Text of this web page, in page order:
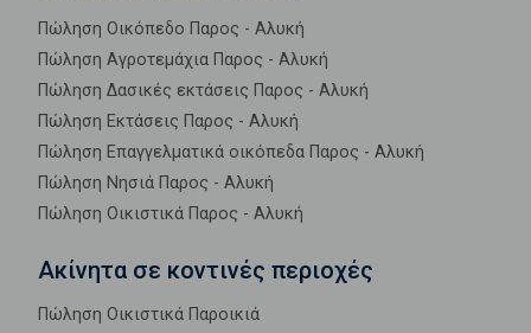
Πώληση Οικόπεδο Παρος - Αλυκή
Πώληση Αγροτεμάχια Παρος - Αλυκή
Πώληση Δασικές εκτάσεις Παρος - Αλυκή
Πώληση Εκτάσεις Παρος - Αλυκή
Πώληση Επαγγελματικά οικόπεδα Παρος - Αλυκή
Πώληση Νησιά Παρος - Αλυκή
Πώληση Οικιστικά Παρος - Αλυκή
Ακίνητα σε κοντινές περιοχές
Πώληση Οικιστικά Παροικιά